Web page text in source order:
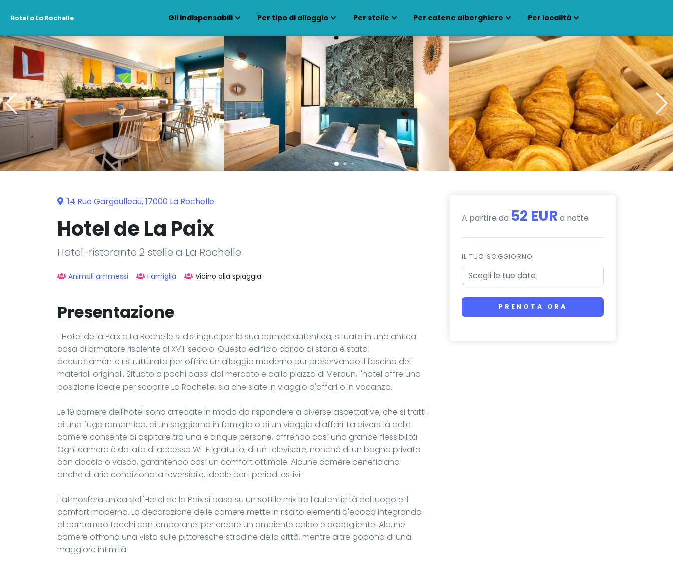
Hotel a La Rochelle Gli indispensabili Per tipo di alloggio Per stelle Per catene alberghiere Per località
14 Rue Gargoulleau, 17000 La Rochelle
Hotel de La Paix
Hotel-ristorante 2 stelle a La Rochelle
Animali ammessi Famiglia Vicino alla spiaggia
Presentazione
L'Hotel de la Paix a La Rochelle si distingue per la sua cornice autentica, situato in una antica
casa di armatore risalente al XVIII secolo. Questo edificio carico di storia è stato
accuratamente ristrutturato per offrire un alloggio moderno pur preservando il fascino dei
materiali originali. Situato a pochi passi dal mercato e dalla piazza di Verdun, l'hotel offre una
posizione ideale per scoprire La Rochelle, sia che siate in viaggio d'affari o in vacanza.
Le 19 camere dell'hotel sono arredate in modo da rispondere a diverse aspettative, che si tratti
di una fuga romantica, di un soggiorno in famiglia o di un viaggio d'affari. La diversità delle
camere consente di ospitare tra una e cinque persone, offrendo così una grande flessibilità.
Ogni camera è dotata di accesso Wi-Fi gratuito, di un televisore, nonché di un bagno privato
con doccia o vasca, garantendo così un comfort ottimale. Alcune camere beneficiano
anche di aria condizionata reversibile, ideale per i periodi estivi.
L'atmosfera unica dell'Hotel de la Paix si basa su un sottile mix tra l'autenticità del luogo e il
comfort moderno. La decorazione delle camere mette in risalto elementi d'epoca integrando
al contempo tocchi contemporanei per creare un ambiente caldo e accogliente. Alcune
camere offrono una vista sulle pittoresche stradine della città, mentre altre godono di una
maggiore intimità.
A partire da 52 EUR a notte
IL TUO SOGGIORNO
PRENOTA ORA